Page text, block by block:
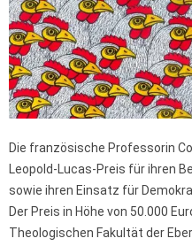
Die französische Professorin
Leopold-Lucas-Preis für ihren
sowie ihren Einsatz für
Der Preis in Höhe von 50.000
Theologischen Fakultät der